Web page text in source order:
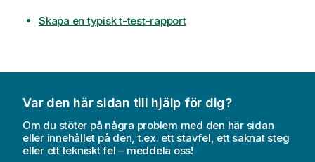
Skapa en typisk t-test-rapport
Var den här sidan till hjälp för dig?
Om du stöter på några problem med den här sidan
eller innehållet på den, t.ex. ett stavfel, ett saknat steg
eller ett tekniskt fel – meddela oss!